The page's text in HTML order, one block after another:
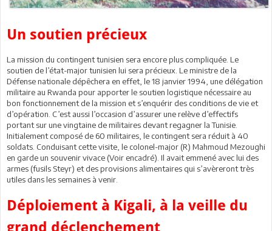
Un soutien précieux
La mission du contingent tunisien sera encore plus compliquée. Le
soutien de l’état-major tunisien lui sera précieux. Le ministre de la
Défense nationale dépêchera en effet, le 18 janvier 1994, une délégation
militaire au Rwanda pour apporter le soutien logistique nécessaire au
bon fonctionnement de la mission et s’enquérir des conditions de vie et
d’opération. C’est aussi l’occasion d’assurer une relève d’effectifs
portant sur une vingtaine de militaires devant regagner la Tunisie.
Initialement composé de 60 militaires, le contingent sera réduit à 40
soldats. Conduisant cette visite, le colonel-major (R) Mahmoud Mezoughi
en garde un souvenir vivace (Voir encadré). Il avait emmené avec lui des
armes (fusils Steyr) et des provisions alimentaires qui s’avèreront très
utiles dans les semaines à venir.
Déploiement à Kigali, à la veille du
grand déclenchement